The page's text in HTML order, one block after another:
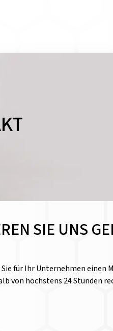
SIE UNS
für Ihr Unternehmen einen
von höchstens 24 Stunden